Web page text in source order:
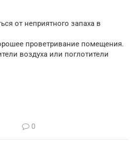
от неприятного запаха в
проветривание помещения.
воздуха или поглотители
0